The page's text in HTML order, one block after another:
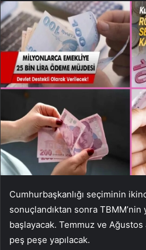
Cumhurbaşkanlığı seçiminin
sonuçlandıktan sonra
başlayacak. Temmuz ve Ağustos
peş peşe yapılacak.